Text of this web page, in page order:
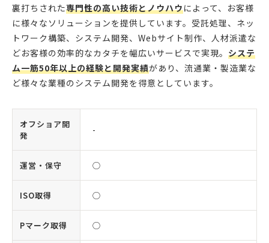
裏打ちされた専門性の高い技術とノウハウによって、お客様
に様々なソリューションを提供しています。受託処理、ネッ
トワーク構築、システム開発、Webサイト制作、人材派遣な
どお客様の効率的なカタチを幅広いサービスで実現。 システ
ム一筋50年以上の経験と開発実績があり、流通業・製造業な
ど様々な業種のシステム開発を得意としています。
オフショア開
発
-
運営・保守 ◯
ISO取得 ◯
Pマーク取得 ◯